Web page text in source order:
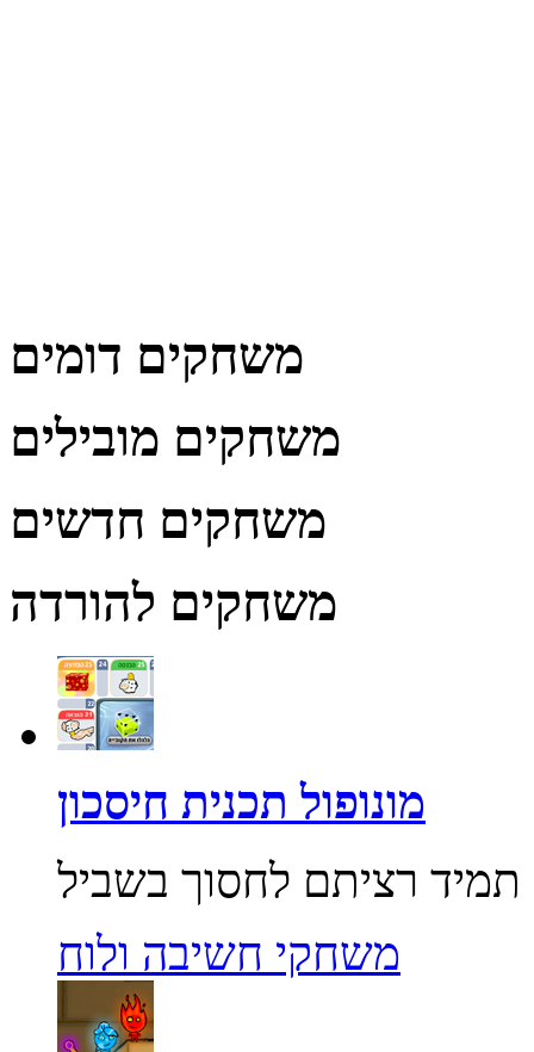
משחקים דומים
משחקים מובילים
משחקים חדשים
משחקים להורדה
מונופול תכנית חיסכון
משחקי חשיבה ולוח